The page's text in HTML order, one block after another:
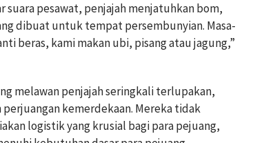
pesawat, penjajah menjatuhkan bom,
dibuat untuk tempat persembunyian. Masa-
beras, kami makan ubi, pisang atau jagung,”
melawan penjajah seringkali terlupakan,
kemerdekaan. Mereka tidak
logistik yang krusial bagi para pejuang,